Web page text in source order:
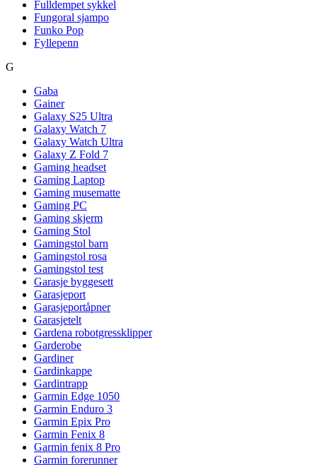
Fulldempet sykkel
Fungoral sjampo
Funko Pop
Fyllepenn
G
Gaba
Gainer
Galaxy S25 Ultra
Galaxy Watch 7
Galaxy Watch Ultra
Galaxy Z Fold 7
Gaming headset
Gaming Laptop
Gaming musematte
Gaming PC
Gaming skjerm
Gaming Stol
Gamingstol barn
Gamingstol rosa
Gamingstol test
Garasje byggesett
Garasjeport
Garasjeportåpner
Garasjetelt
Gardena robotgressklipper
Garderobe
Gardiner
Gardinkappe
Gardintrapp
Garmin Edge 1050
Garmin Enduro 3
Garmin Epix Pro
Garmin Fenix 8
Garmin fenix 8 Pro
Garmin forerunner